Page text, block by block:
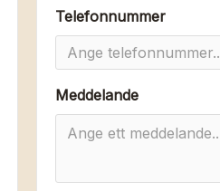
Telefonnummer
Meddelande